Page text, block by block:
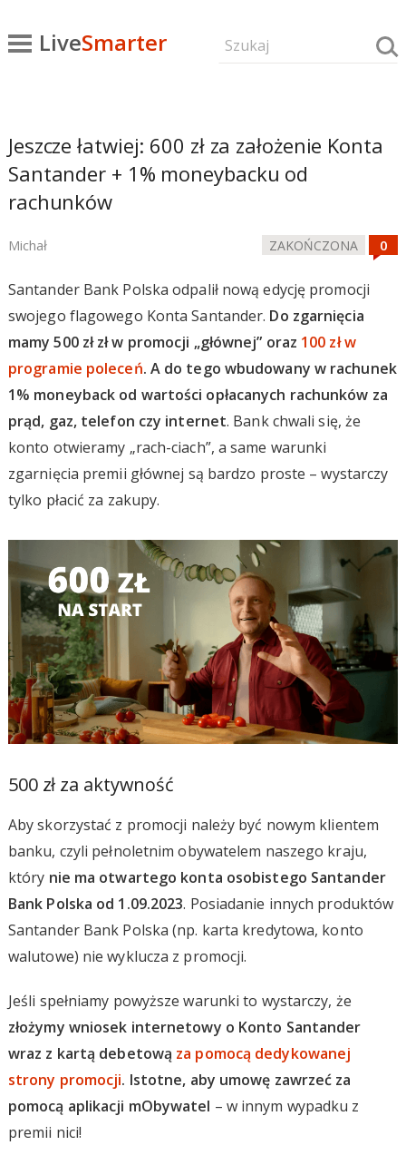
LiveSmarter
Jeszcze łatwiej: 600 zł za założenie Konta
Santander + 1% moneybacku od
rachunków
Michał ZAKOŃCZONA
Santander Bank Polska odpalił nową edycję promocji
swojego flagowego Konta Santander. Do zgarnięcia
mamy 500 zł zł w promocji „głównej” oraz 100 zł w
programie poleceń. A do tego wbudowany w rachunek
1% moneyback od wartości opłacanych rachunków za
prąd, gaz, telefon czy internet. Bank chwali się, że
konto otwieramy „rach-ciach”, a same warunki
zgarnięcia premii głównej są bardzo proste – wystarczy
tylko płacić za zakupy.
500 zł za aktywność
Aby skorzystać z promocji należy być nowym klientem
banku, czyli pełnoletnim obywatelem naszego kraju,
który nie ma otwartego konta osobistego Santander
Bank Polska od 1.09.2023. Posiadanie innych produktów
Santander Bank Polska (np. karta kredytowa, konto
walutowe) nie wyklucza z promocji.
Jeśli spełniamy powyższe warunki to wystarczy, że
złożymy wniosek internetowy o Konto Santander
wraz z kartą debetową za pomocą dedykowanej
strony promocji. Istotne, aby umowę zawrzeć za
pomocą aplikacji mObywatel – w innym wypadku z
premii nici!